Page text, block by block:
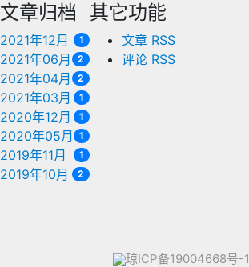
文章归档
2021年12月 1
2021年06月 2
2021年04月 2
2021年03月 1
2020年12月 1
2020年05月 1
2019年11月 1
2019年10月 2
其它功能
文章 RSS
评论 RSS
琼ICP备19004668号-1